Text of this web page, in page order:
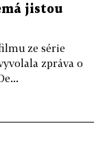
jistou
ze série
zpráva o